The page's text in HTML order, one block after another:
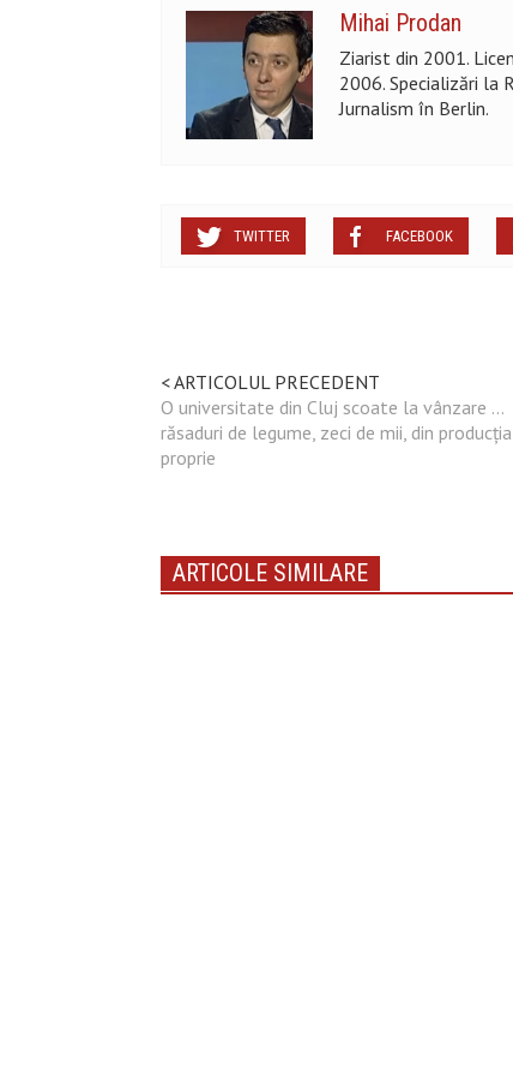
Mihai Prodan
Ziarist din 2001.
2006. Specializări la
Jurnalism în Berlin.
TWITTER FACEBOOK
< ARTICOLUL PRECEDENT
O universitate din Cluj scoate la vânzare …
răsaduri de legume, zeci de mii, din producția
proprie
ARTICOLE SIMILARE